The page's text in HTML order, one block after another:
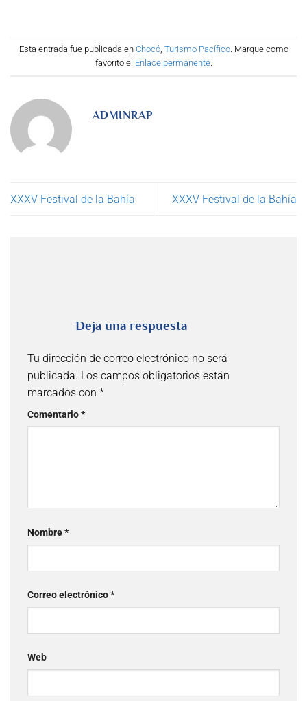
Esta entrada fue publicada en Chocó, Turismo Pacífico. Marque como
favorito el Enlace permanente.
ADMINRAP
XXXV Festival de la Bahía XXXV Festival de la Bahía
Deja una respuesta
Tu dirección de correo electrónico no será
publicada. Los campos obligatorios están
marcados con *
Comentario*
Nombre*
Correo electrónico*
Web